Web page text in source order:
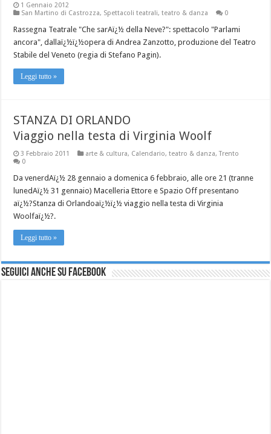
1 Gennaio 2012
San Martino di Castrozza, Spettacoli teatrali,teatro & danza 0
Rassegna Teatrale "Che sarAï¿½ della Neve?": spettacolo "Parlami
ancora", dallaï¿½ï¿½opera di Andrea Zanzotto, produzione del Teatro
Stabile del Veneto (regia di Stefano Pagin).
Leggi tutto »
STANZA DI ORLANDO
Viaggio nella testa di Virginia Woolf
3 Febbraio 2011 arte & cultura, Calendario,teatro & danza,Trento
0
Da venerdAï¿½ 28 gennaio a domenica 6 febbraio, alle ore 21 (tranne
lunedAï¿½ 31 gennaio) Macelleria Ettore e Spazio Off presentano
aï¿½?Stanza di Orlandoaï¿½ï¿½ viaggio nella testa di Virginia
Woolfaï¿½?.
Leggi tutto »
Seguici anche su Facebook